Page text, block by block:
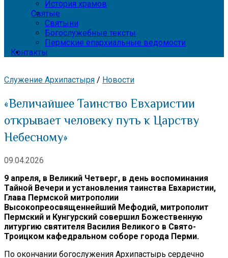
История храмов
Святые
Святыни
Богослужебные тексты
Пермские епархиальные ведомости
Контакты
Служение Архипастыря / Новости
«Величайшее Таинство Евхаристии
открывает человеку путь к Царству
Небесному»
09.04.2026
9 апреля, в Великий Четверг, в день воспоминания
Тайной Вечери и установления таинства Евхаристии,
Глава Пермской митрополии
Высокопреосвященнейший Мефодий, митрополит
Пермский и Кунгурский совершил Божественную
литургию святителя Василия Великого в Свято-
Троицком кафедральном соборе города Перми.
По окончании богослужения Архипастырь сердечно